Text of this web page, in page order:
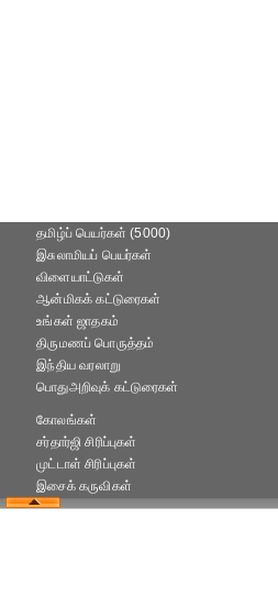
தமிழ்ப் பெயர்கள் (5000)
இசுலாமியப் பெயர்கள்
விளையாட்டுகள்
ஆன்மிகக் கட்டுரைகள்
உங்கள் ஜாதகம்
திருமணப் பொருத்தம்
இந்திய வரலாறு
பொதுஅறிவுக் கட்டுரைகள்
கோலங்கள்
சர்தார்ஜி சிரிப்புகள்
முட்டாள் சிரிப்புகள்
இசைக் கருவிகள்